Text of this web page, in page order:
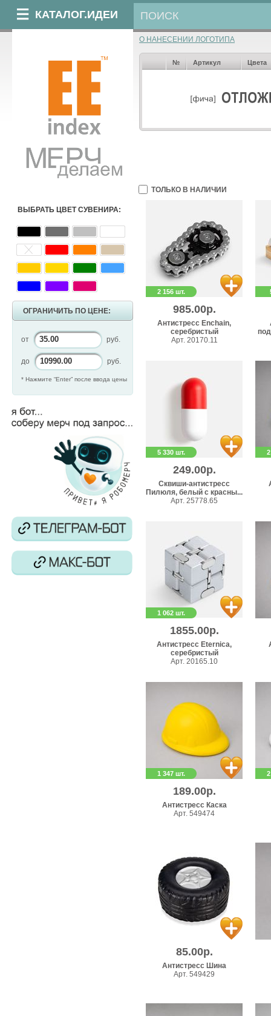
КАТАЛОГ.ИДЕИ
ВЫБРАТЬ ЦВЕТ СУВЕНИРА:
ОГРАНИЧИТЬ ПО ЦЕНЕ:
от руб.
до руб.
* Нажмите “Enter” после ввода цены
О НАНЕСЕНИИ ЛОГОТИПА
№ Артикул Цвета
ТОЛЬКО В НАЛИЧИИ
2 156 шт.
985.00р.
Антистресс Enchain,
серебристый
Арт. 20170.11
5 330 шт.
249.00р.
Сквиши-антистресс
Пилюля, белый с красны...
Арт. 25778.65
1 062 шт.
1855.00р.
Антистресс Eternica,
серебристый
Арт. 20165.10
1 347 шт.
189.00р.
Антистресс Каска
Арт. 549474
85.00р.
Антистресс Шина
Арт. 549429